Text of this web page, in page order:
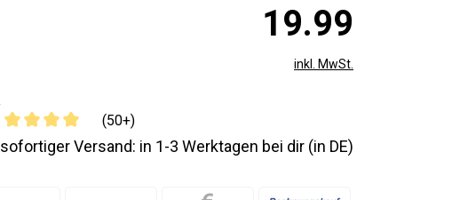
19.99
inkl. MwSt.
(50+)
sofortiger Versand: in 1-3 Werktagen bei dir (in DE)